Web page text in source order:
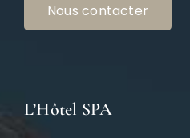
Nous contacter
L’Hôtel SPA